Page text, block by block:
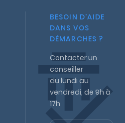
BESOIN D'AIDE
DANS VOS
DÉMARCHES ?
Contacter un
conseiller
du lundi au
vendredi, de 9h à
17h